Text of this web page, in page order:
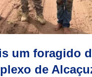
um foragido
de